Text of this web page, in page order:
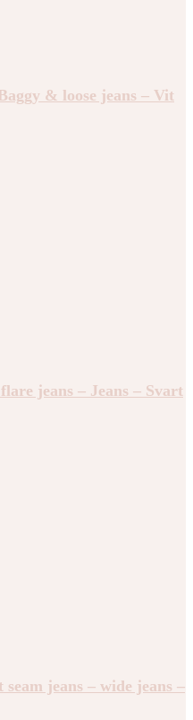
& loose jeans – Vit
jeans – Jeans – Svart
jeans – wide jeans –